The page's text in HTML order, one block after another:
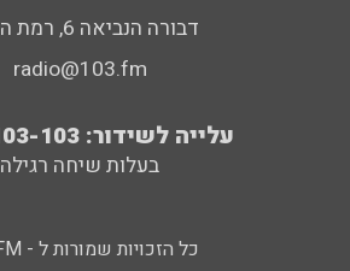
דבורה הנביאה 6, רמת השרון
radio@103.fm
עלייה לשידור: 0552-103-103
בעלות שיחה רגילה
כל הזכויות שמורות ל - 103FM